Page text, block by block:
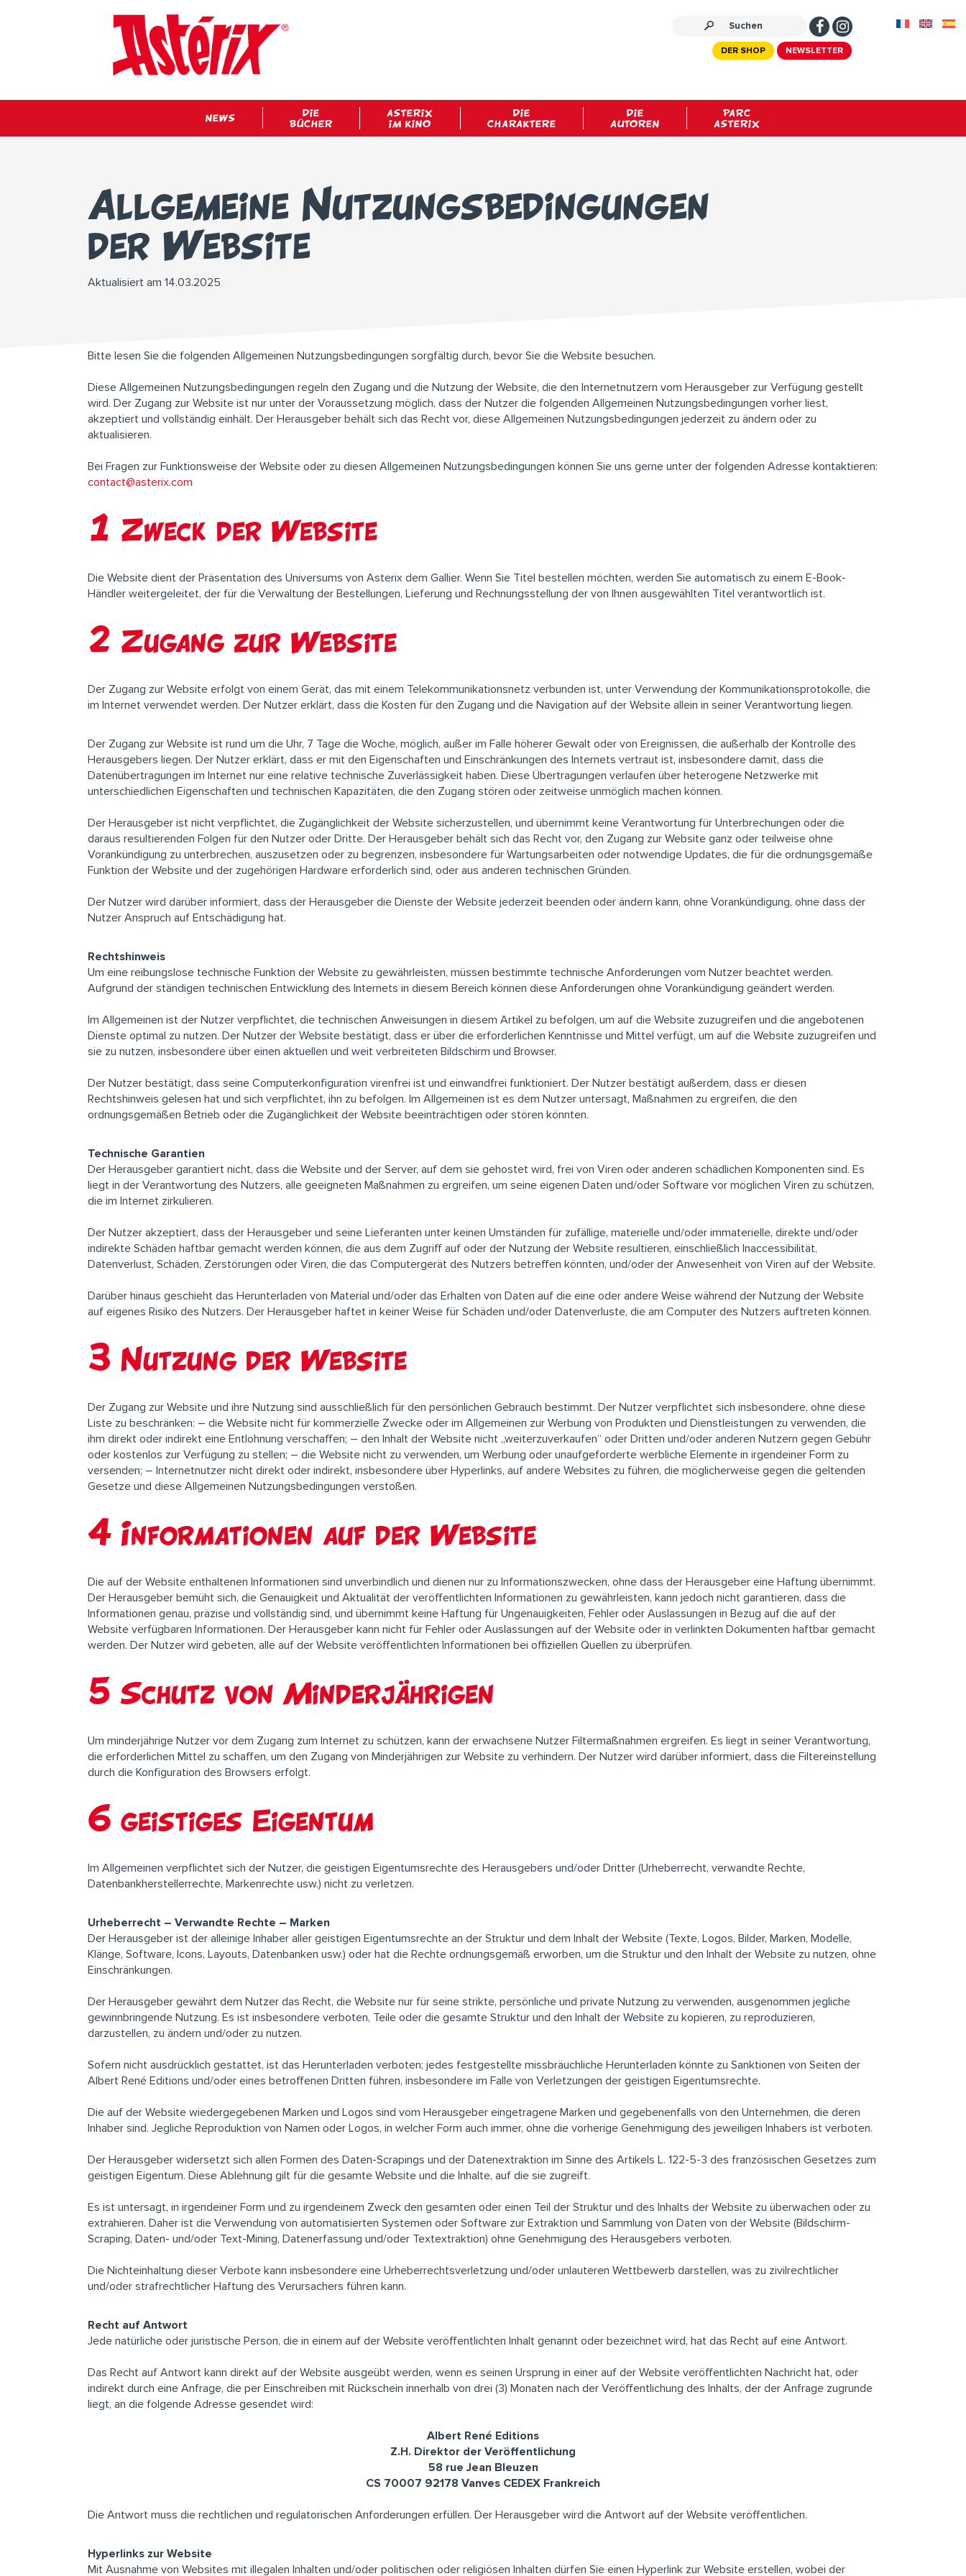
NEWSLETTER
DER SHOP
NEWS
DIE
BÜCHER
ASTERIX
IM KINO
DIE
CHARAKTERE
DIE
AUTOREN
PARC
ASTERIX
Allgemeine Nutzungsbedingungen
der Website
Aktualisiert am 14.03.2025
Bitte lesen Sie die folgenden Allgemeinen Nutzungsbedingungen sorgfältig durch, bevor Sie die Website besuchen.
Diese Allgemeinen Nutzungsbedingungen regeln den Zugang und die Nutzung der Website, die den Internetnutzern vom Herausgeber zur Verfügung gestellt
wird. Der Zugang zur Website ist nur unter der Voraussetzung möglich, dass der Nutzer die folgenden Allgemeinen Nutzungsbedingungen vorher liest,
akzeptiert und vollständig einhält. Der Herausgeber behält sich das Recht vor, diese Allgemeinen Nutzungsbedingungen jederzeit zu ändern oder zu
aktualisieren.
Bei Fragen zur Funktionsweise der Website oder zu diesen Allgemeinen Nutzungsbedingungen können Sie uns gerne unter der folgenden Adresse kontaktieren:
contact@asterix.com
1 Zweck der Website
Die Website dient der Präsentation des Universums von Asterix dem Gallier. Wenn Sie Titel bestellen möchten, werden Sie automatisch zu einem E-Book-
Händler weitergeleitet, der für die Verwaltung der Bestellungen, Lieferung und Rechnungsstellung der von Ihnen ausgewählten Titel verantwortlich ist.
2 Zugang zur Website
Der Zugang zur Website erfolgt von einem Gerät, das mit einem Telekommunikationsnetz verbunden ist, unter Verwendung der Kommunikationsprotokolle, die
im Internet verwendet werden. Der Nutzer erklärt, dass die Kosten für den Zugang und die Navigation auf der Website allein in seiner Verantwortung liegen.
Der Zugang zur Website ist rund um die Uhr, 7 Tage die Woche, möglich, außer im Falle höherer Gewalt oder von Ereignissen, die außerhalb der Kontrolle des
Herausgebers liegen. Der Nutzer erklärt, dass er mit den Eigenschaften und Einschränkungen des Internets vertraut ist, insbesondere damit, dass die
Datenübertragungen im Internet nur eine relative technische Zuverlässigkeit haben. Diese Übertragungen verlaufen über heterogene Netzwerke mit
unterschiedlichen Eigenschaften und technischen Kapazitäten, die den Zugang stören oder zeitweise unmöglich machen können.
Der Herausgeber ist nicht verpflichtet, die Zugänglichkeit der Website sicherzustellen, und übernimmt keine Verantwortung für Unterbrechungen oder die
daraus resultierenden Folgen für den Nutzer oder Dritte. Der Herausgeber behält sich das Recht vor, den Zugang zur Website ganz oder teilweise ohne
Vorankündigung zu unterbrechen, auszusetzen oder zu begrenzen, insbesondere für Wartungsarbeiten oder notwendige Updates, die für die ordnungsgemäße
Funktion der Website und der zugehörigen Hardware erforderlich sind, oder aus anderen technischen Gründen.
Der Nutzer wird darüber informiert, dass der Herausgeber die Dienste der Website jederzeit beenden oder ändern kann, ohne Vorankündigung, ohne dass der
Nutzer Anspruch auf Entschädigung hat.
Rechtshinweis
Um eine reibungslose technische Funktion der Website zu gewährleisten, müssen bestimmte technische Anforderungen vom Nutzer beachtet werden.
Aufgrund der ständigen technischen Entwicklung des Internets in diesem Bereich können diese Anforderungen ohne Vorankündigung geändert werden.
Im Allgemeinen ist der Nutzer verpflichtet, die technischen Anweisungen in diesem Artikel zu befolgen, um auf die Website zuzugreifen und die angebotenen
Dienste optimal zu nutzen. Der Nutzer der Website bestätigt, dass er über die erforderlichen Kenntnisse und Mittel verfügt, um auf die Website zuzugreifen und
sie zu nutzen, insbesondere über einen aktuellen und weit verbreiteten Bildschirm und Browser.
Der Nutzer bestätigt, dass seine Computerkonfiguration virenfrei ist und einwandfrei funktioniert. Der Nutzer bestätigt außerdem, dass er diesen
Rechtshinweis gelesen hat und sich verpflichtet, ihn zu befolgen. Im Allgemeinen ist es dem Nutzer untersagt, Maßnahmen zu ergreifen, die den
ordnungsgemäßen Betrieb oder die Zugänglichkeit der Website beeinträchtigen oder stören könnten.
Technische Garantien
Der Herausgeber garantiert nicht, dass die Website und der Server, auf dem sie gehostet wird, frei von Viren oder anderen schädlichen Komponenten sind. Es
liegt in der Verantwortung des Nutzers, alle geeigneten Maßnahmen zu ergreifen, um seine eigenen Daten und/oder Software vor möglichen Viren zu schützen,
die im Internet zirkulieren.
Der Nutzer akzeptiert, dass der Herausgeber und seine Lieferanten unter keinen Umständen für zufällige, materielle und/oder immaterielle, direkte und/oder
indirekte Schäden haftbar gemacht werden können, die aus dem Zugriff auf oder der Nutzung der Website resultieren, einschließlich Inaccessibilität,
Datenverlust, Schäden, Zerstörungen oder Viren, die das Computergerät des Nutzers betreffen könnten, und/oder der Anwesenheit von Viren auf der Website.
Darüber hinaus geschieht das Herunterladen von Material und/oder das Erhalten von Daten auf die eine oder andere Weise während der Nutzung der Website
auf eigenes Risiko des Nutzers. Der Herausgeber haftet in keiner Weise für Schäden und/oder Datenverluste, die am Computer des Nutzers auftreten können.
3 Nutzung der Website
Der Zugang zur Website und ihre Nutzung sind ausschließlich für den persönlichen Gebrauch bestimmt. Der Nutzer verpflichtet sich insbesondere, ohne diese
Liste zu beschränken: – die Website nicht für kommerzielle Zwecke oder im Allgemeinen zur Werbung von Produkten und Dienstleistungen zu verwenden, die
ihm direkt oder indirekt eine Entlohnung verschaffen; – den Inhalt der Website nicht „weiterzuverkaufen“ oder Dritten und/oder anderen Nutzern gegen Gebühr
oder kostenlos zur Verfügung zu stellen; – die Website nicht zu verwenden, um Werbung oder unaufgeforderte werbliche Elemente in irgendeiner Form zu
versenden; – Internetnutzer nicht direkt oder indirekt, insbesondere über Hyperlinks, auf andere Websites zu führen, die möglicherweise gegen die geltenden
Gesetze und diese Allgemeinen Nutzungsbedingungen verstoßen.
4 Informationen auf der Website
Die auf der Website enthaltenen Informationen sind unverbindlich und dienen nur zu Informationszwecken, ohne dass der Herausgeber eine Haftung übernimmt.
Der Herausgeber bemüht sich, die Genauigkeit und Aktualität der veröffentlichten Informationen zu gewährleisten, kann jedoch nicht garantieren, dass die
Informationen genau, präzise und vollständig sind, und übernimmt keine Haftung für Ungenauigkeiten, Fehler oder Auslassungen in Bezug auf die auf der
Website verfügbaren Informationen. Der Herausgeber kann nicht für Fehler oder Auslassungen auf der Website oder in verlinkten Dokumenten haftbar gemacht
werden. Der Nutzer wird gebeten, alle auf der Website veröffentlichten Informationen bei offiziellen Quellen zu überprüfen.
5 Schutz von Minderjährigen
Um minderjährige Nutzer vor dem Zugang zum Internet zu schützen, kann der erwachsene Nutzer Filtermaßnahmen ergreifen. Es liegt in seiner Verantwortung,
die erforderlichen Mittel zu schaffen, um den Zugang von Minderjährigen zur Website zu verhindern. Der Nutzer wird darüber informiert, dass die Filtereinstellung
durch die Konfiguration des Browsers erfolgt.
6 geistiges Eigentum
Im Allgemeinen verpflichtet sich der Nutzer, die geistigen Eigentumsrechte des Herausgebers und/oder Dritter (Urheberrecht, verwandte Rechte,
Datenbankherstellerrechte, Markenrechte usw.) nicht zu verletzen.
Urheberrecht – Verwandte Rechte – Marken
Der Herausgeber ist der alleinige Inhaber aller geistigen Eigentumsrechte an der Struktur und dem Inhalt der Website (Texte, Logos, Bilder, Marken, Modelle,
Klänge, Software, Icons, Layouts, Datenbanken usw.) oder hat die Rechte ordnungsgemäß erworben, um die Struktur und den Inhalt der Website zu nutzen, ohne
Einschränkungen.
Der Herausgeber gewährt dem Nutzer das Recht, die Website nur für seine strikte, persönliche und private Nutzung zu verwenden, ausgenommen jegliche
gewinnbringende Nutzung. Es ist insbesondere verboten, Teile oder die gesamte Struktur und den Inhalt der Website zu kopieren, zu reproduzieren,
darzustellen, zu ändern und/oder zu nutzen.
Sofern nicht ausdrücklich gestattet, ist das Herunterladen verboten; jedes festgestellte missbräuchliche Herunterladen könnte zu Sanktionen von Seiten der
Albert René Editions und/oder eines betroffenen Dritten führen, insbesondere im Falle von Verletzungen der geistigen Eigentumsrechte.
Die auf der Website wiedergegebenen Marken und Logos sind vom Herausgeber eingetragene Marken und gegebenenfalls von den Unternehmen, die deren
Inhaber sind. Jegliche Reproduktion von Namen oder Logos, in welcher Form auch immer, ohne die vorherige Genehmigung des jeweiligen Inhabers ist verboten.
Der Herausgeber widersetzt sich allen Formen des Daten-Scrapings und der Datenextraktion im Sinne des Artikels L. 122-5-3 des französischen Gesetzes zum
geistigen Eigentum. Diese Ablehnung gilt für die gesamte Website und die Inhalte, auf die sie zugreift.
Es ist untersagt, in irgendeiner Form und zu irgendeinem Zweck den gesamten oder einen Teil der Struktur und des Inhalts der Website zu überwachen oder zu
extrahieren. Daher ist die Verwendung von automatisierten Systemen oder Software zur Extraktion und Sammlung von Daten von der Website (Bildschirm-
Scraping, Daten- und/oder Text-Mining, Datenerfassung und/oder Textextraktion) ohne Genehmigung des Herausgebers verboten.
Die Nichteinhaltung dieser Verbote kann insbesondere eine Urheberrechtsverletzung und/oder unlauteren Wettbewerb darstellen, was zu zivilrechtlicher
und/oder strafrechtlicher Haftung des Verursachers führen kann.
Recht auf Antwort
Jede natürliche oder juristische Person, die in einem auf der Website veröffentlichten Inhalt genannt oder bezeichnet wird, hat das Recht auf eine Antwort.
Das Recht auf Antwort kann direkt auf der Website ausgeübt werden, wenn es seinen Ursprung in einer auf der Website veröffentlichten Nachricht hat, oder
indirekt durch eine Anfrage, die per Einschreiben mit Rückschein innerhalb von drei (3) Monaten nach der Veröffentlichung des Inhalts, der der Anfrage zugrunde
liegt, an die folgende Adresse gesendet wird:
Albert René Editions
Z.H. Direktor der Veröffentlichung
58 rue Jean Bleuzen
CS 70007 92178 Vanves CEDEX Frankreich
Die Antwort muss die rechtlichen und regulatorischen Anforderungen erfüllen. Der Herausgeber wird die Antwort auf der Website veröffentlichen.
Hyperlinks zur Website
Mit Ausnahme von Websites mit illegalen Inhalten und/oder politischen oder religiösen Inhalten dürfen Sie einen Hyperlink zur Website erstellen, wobei der